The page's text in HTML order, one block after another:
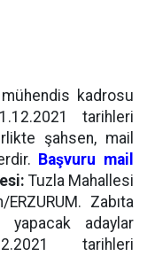
kadrosu
tarihleri
şahsen, mail
Başvuru mail
Tuzla Mahallesi
Zabıta
adaylar
tarihleri